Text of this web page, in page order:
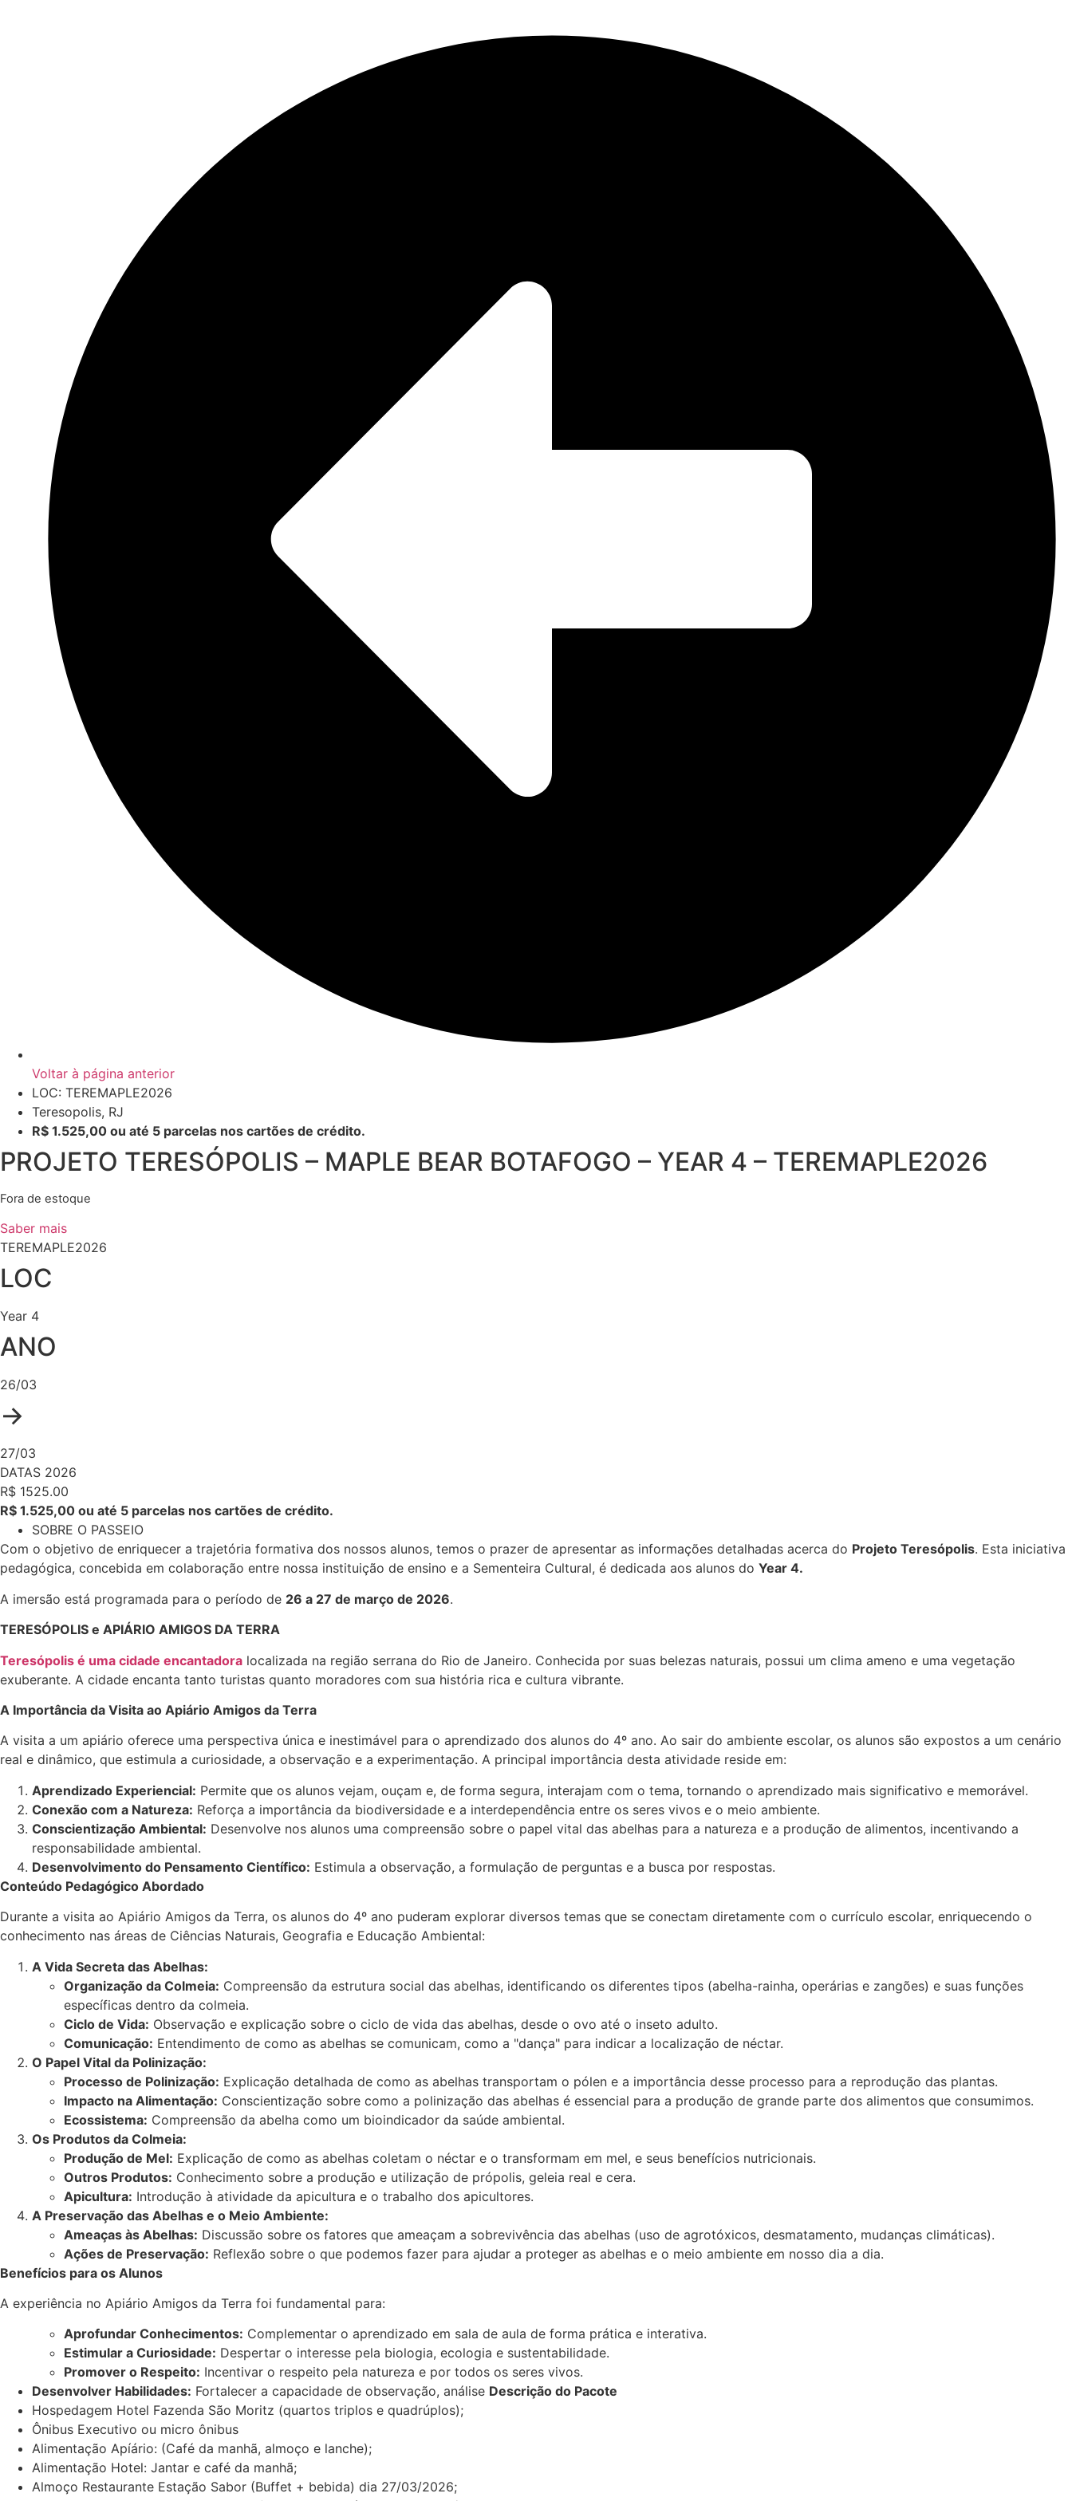
Voltar à página anterior
LOC: TEREMAPLE2026
Teresopolis, RJ
R$ 1.525,00 ou até 5 parcelas nos cartões de crédito.
PROJETO TERESÓPOLIS – MAPLE BEAR BOTAFOGO – YEAR 4 – TEREMAPLE2026
Fora de estoque
Saber mais
TEREMAPLE2026
LOC
Year 4
ANO
26/03
→
27/03
DATAS 2026
R$ 1525.00
R$ 1.525,00 ou até 5 parcelas nos cartões de crédito.
SOBRE O PASSEIO
Com o objetivo de enriquecer a trajetória formativa dos nossos alunos, temos o prazer de apresentar as informações detalhadas acerca do Projeto Teresópolis. Esta iniciativa
pedagógica, concebida em colaboração entre nossa instituição de ensino e a Sementeira Cultural, é dedicada aos alunos do Year 4.
A imersão está programada para o período de 26 a 27 de março de 2026.
TERESÓPOLIS e APIÁRIO AMIGOS DA TERRA
Teresópolis é uma cidade encantadora localizada na região serrana do Rio de Janeiro. Conhecida por suas belezas naturais, possui um clima ameno e uma vegetação
exuberante. A cidade encanta tanto turistas quanto moradores com sua história rica e cultura vibrante.
A Importância da Visita ao Apiário Amigos da Terra
A visita a um apiário oferece uma perspectiva única e inestimável para o aprendizado dos alunos do 4º ano. Ao sair do ambiente escolar, os alunos são expostos a um cenário
real e dinâmico, que estimula a curiosidade, a observação e a experimentação. A principal importância desta atividade reside em:
Aprendizado Experiencial: Permite que os alunos vejam, ouçam e, de forma segura, interajam com o tema, tornando o aprendizado mais significativo e memorável.
Conexão com a Natureza: Reforça a importância da biodiversidade e a interdependência entre os seres vivos e o meio ambiente.
Conscientização Ambiental: Desenvolve nos alunos uma compreensão sobre o papel vital das abelhas para a natureza e a produção de alimentos, incentivando a
responsabilidade ambiental.
Desenvolvimento do Pensamento Científico: Estimula a observação, a formulação de perguntas e a busca por respostas.
Conteúdo Pedagógico Abordado
Durante a visita ao Apiário Amigos da Terra, os alunos do 4º ano puderam explorar diversos temas que se conectam diretamente com o currículo escolar, enriquecendo o
conhecimento nas áreas de Ciências Naturais, Geografia e Educação Ambiental:
A Vida Secreta das Abelhas:
Organização da Colmeia: Compreensão da estrutura social das abelhas, identificando os diferentes tipos (abelha-rainha, operárias e zangões) e suas funções
específicas dentro da colmeia.
Ciclo de Vida: Observação e explicação sobre o ciclo de vida das abelhas, desde o ovo até o inseto adulto.
Comunicação: Entendimento de como as abelhas se comunicam, como a "dança" para indicar a localização de néctar.
O Papel Vital da Polinização:
Processo de Polinização: Explicação detalhada de como as abelhas transportam o pólen e a importância desse processo para a reprodução das plantas.
Impacto na Alimentação: Conscientização sobre como a polinização das abelhas é essencial para a produção de grande parte dos alimentos que consumimos.
Ecossistema: Compreensão da abelha como um bioindicador da saúde ambiental.
Os Produtos da Colmeia:
Produção de Mel: Explicação de como as abelhas coletam o néctar e o transformam em mel, e seus benefícios nutricionais.
Outros Produtos: Conhecimento sobre a produção e utilização de própolis, geleia real e cera.
Apicultura: Introdução à atividade da apicultura e o trabalho dos apicultores.
A Preservação das Abelhas e o Meio Ambiente:
Ameaças às Abelhas: Discussão sobre os fatores que ameaçam a sobrevivência das abelhas (uso de agrotóxicos, desmatamento, mudanças climáticas).
Ações de Preservação: Reflexão sobre o que podemos fazer para ajudar a proteger as abelhas e o meio ambiente em nosso dia a dia.
Benefícios para os Alunos
A experiência no Apiário Amigos da Terra foi fundamental para:
Aprofundar Conhecimentos: Complementar o aprendizado em sala de aula de forma prática e interativa.
Estimular a Curiosidade: Despertar o interesse pela biologia, ecologia e sustentabilidade.
Promover o Respeito: Incentivar o respeito pela natureza e por todos os seres vivos.
Desenvolver Habilidades: Fortalecer a capacidade de observação, análise Descrição do Pacote
Hospedagem Hotel Fazenda São Moritz (quartos triplos e quadrúplos);
Ônibus Executivo ou micro ônibus
Alimentação Apíário: (Café da manhã, almoço e lanche);
Alimentação Hotel: Jantar e café da manhã;
Almoço Restaurante Estação Sabor (Buffet + bebida) dia 27/03/2026;